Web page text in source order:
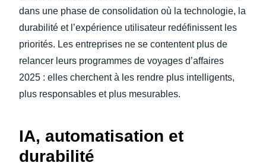
dans une phase de consolidation où la technologie, la
durabilité et l’expérience utilisateur redéfinissent les
priorités. Les entreprises ne se contentent plus de
relancer leurs programmes de voyages d’affaires
2025 : elles cherchent à les rendre plus intelligents,
plus responsables et plus mesurables.
IA, automatisation et
durabilité